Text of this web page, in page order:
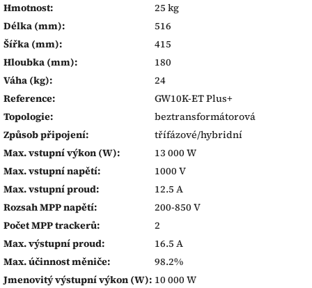
Hmotnost:
25 kg
Délka (mm):
516
Šířka (mm):
415
Hloubka (mm):
180
Váha (kg):
24
Reference:
GW10K-ET Plus+
Topologie:
beztransformátorová
Způsob připojení:
třífázové/hybridní
Max. vstupní výkon (W):
13 000 W
Max. vstupní napětí:
1000 V
Max. vstupní proud:
12.5 A
Rozsah MPP napětí:
200-850 V
Počet MPP trackerů:
2
Max. výstupní proud:
16.5 A
Max. účinnost měniče:
98.2%
Jmenovitý výstupní výkon (W): 10 000 W